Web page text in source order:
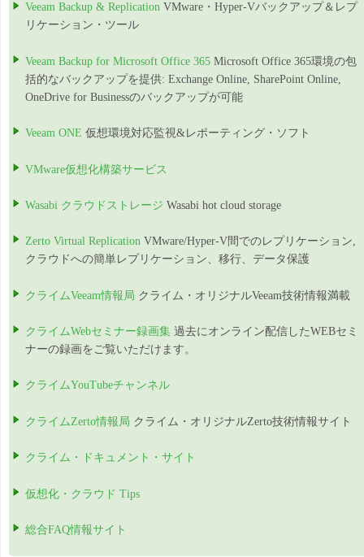
Veeam Backup & Replication VMware・Hyper-Vバックアップ＆レプ
リケーション・ツール
Veeam Backup for Microsoft Office 365 Microsoft Office 365環境の包
括的なバックアップを提供: Exchange Online, SharePoint Online,
OneDrive for Businessのバックアップが可能
Veeam ONE 仮想環境対応監視&レポーティング・ソフト
VMware仮想化構築サービス
Wasabi クラウドストレージ Wasabi hot cloud storage
Zerto Virtual Replication VMware/Hyper-V間でのレプリケーション,
クラウドへの簡単レプリケーション、移行、データ保護
クライムVeeam情報局 クライム・オリジナルVeeam技術情報満載
クライムWebセミナー録画集 過去にオンライン配信したWEBセミ
ナーの録画をご覧いただけます。
クライムYouTubeチャンネル
クライムZerto情報局 クライム・オリジナルZerto技術情報サイト
クライム・ドキュメント・サイト
仮想化・クラウド Tips
総合FAQ情報サイト